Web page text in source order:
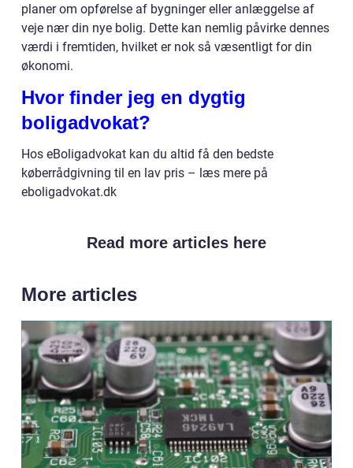
planer om opførelse af bygninger eller anlæggelse af
veje nær din nye bolig. Dette kan nemlig påvirke dennes
værdi i fremtiden, hvilket er nok så væsentligt for din
økonomi.
Hvor finder jeg en dygtig
boligadvokat?
Hos eBoligadvokat kan du altid få den bedste
køberrådgivning til en lav pris – læs mere på
eboligadvokat.dk
Read more articles here
More articles